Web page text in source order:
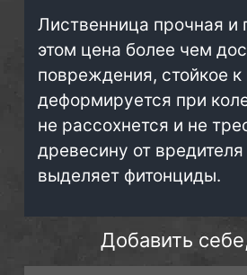
Лиственница прочная и
этом цена более чем
повреждения, стойкое к
деформируется при
не рассохнется и не
древесину от
выделяет фитонциды.
Добавить